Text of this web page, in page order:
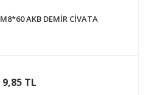
M8*60 AKB DEMİR CİVATA
9,85 TL